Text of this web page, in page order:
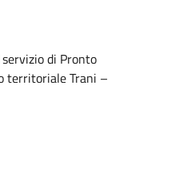
di Pronto
territoriale Trani –